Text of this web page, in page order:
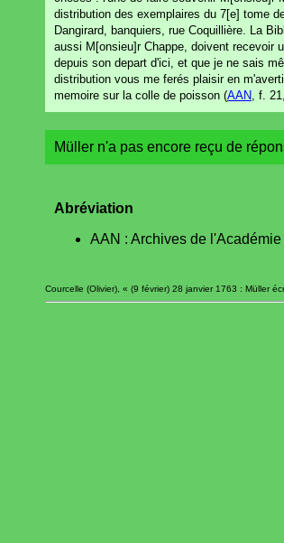
distribution des exemplaires du 7[e] tome
Dangirard, banquiers, rue Coquillière. La
aussi M[onsieu]r Chappe, doivent recevoir
depuis son depart d'ici, et que je ne sais
distribution vous me ferés plaisir en
memoire sur la colle de poisson (AAN , f.
Müller n'a pas encore reçu de
Abréviation
AAN : Archives de
Courcelle (Olivier), « (9 février) 28 janvier 1763 : Müller